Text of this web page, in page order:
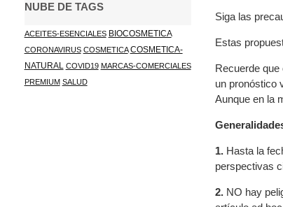
NUBE DE TAGS
ACEITES-ESENCIALES BIOCOSMETICA
CORONAVIRUS COSMETICA COSMETICA-
NATURAL COVID19 MARCAS-COMERCIALES
PREMIUM SALUD
Siga las
Estas
Recuerde
un pronóstico
Aunque en la
1.Hasta la
perspectivas
2.NO hay